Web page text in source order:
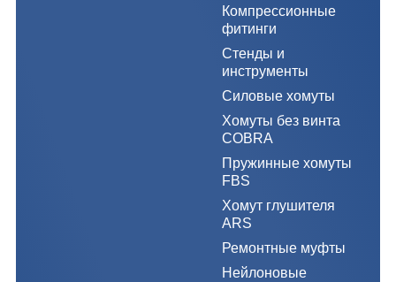
Компрессионные
фитинги
Стенды и
инструменты
Силовые хомуты
Хомуты без винта
COBRA
Пружинные хомуты
FBS
Хомут глушителя
ARS
Ремонтные муфты
Нейлоновые